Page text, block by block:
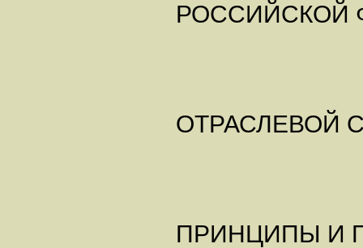
РОССИЙСКОЙ
ОТРАСЛЕВОЙ
ПРИНЦИПЫ И